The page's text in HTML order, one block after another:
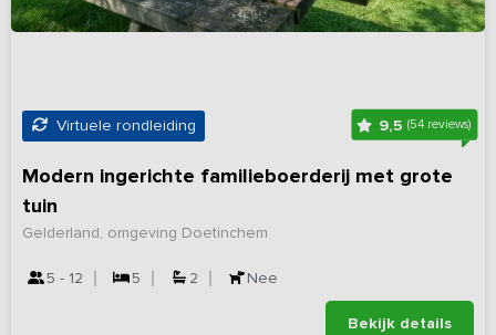
Virtuele rondleiding 9,5(54 reviews)
Modern ingerichte familieboerderij met grote
tuin
Gelderland, omgeving Doetinchem
5 - 12 5 2 Nee
Bekijk details